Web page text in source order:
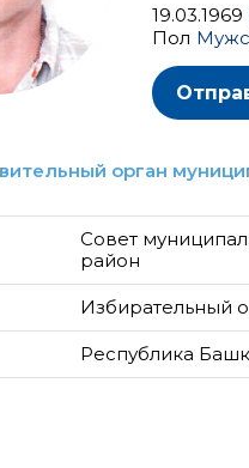
19.03.1969
Пол
орган
Совет
район
Избирательный
Республика